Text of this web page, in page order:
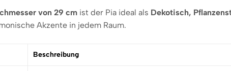
von 29 cm ist der Pia ideal als Dekotisch,
Akzente in jedem Raum.
Beschreibung